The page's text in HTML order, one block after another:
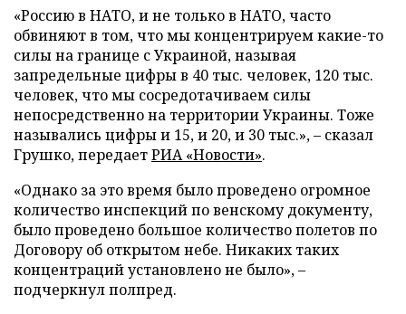
«Россию в НАТО, и не только в НАТО, часто
обвиняют в том, что мы концентрируем какие-то
силы на границе с Украиной, называя
запредельные цифры в 40 тыс. человек, 120 тыс.
человек, что мы сосредотачиваем силы
непосредственно на территории Украины. Тоже
назывались цифры и 15, и 20, и 30 тыс.», – сказал
Грушко, передаетРИА «Новости».
«Однако за это время было проведено огромное
количество инспекций по венскому документу,
было проведено большое количество полетов по
Договору об открытом небе. Никаких таких
концентраций установлено не было», –
подчеркнул полпред.